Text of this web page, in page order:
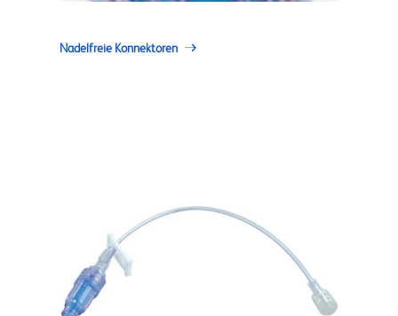
Nadelfreie Konnektoren